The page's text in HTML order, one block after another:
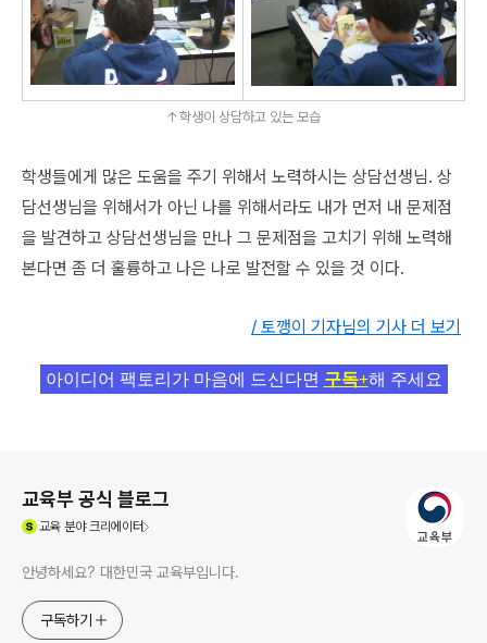
↑학생이 상담하고 있는 모습
학생들에게 많은 도움을 주기 위해서 노력하시는 상담선생님. 상
담선생님을 위해서가 아닌 나를 위해서라도 내가 먼저 내 문제점
을 발견하고 상담선생님을 만나 그 문제점을 고치기 위해 노력해
본다면 좀 더 훌륭하고 나은 나로 발전할 수 있을 것 이다.
/ 토깽이 기자님의 기사 더 보기
아이디어 팩토리가 마음에 드신다면 구독+해 주세요
교육부 공식 블로그
교육분야 크리에이터
안녕하세요? 대한민국 교육부입니다.
구독하기